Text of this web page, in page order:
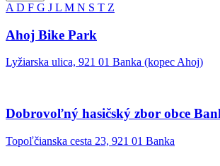
A D F G J L M N S T Z
Ahoj Bike Park
Lyžiarska ulica, 921 01 Banka (kopec Ahoj)
Dobrovoľný hasičský zbor obce
Topoľčianska cesta 23, 921 01 Banka